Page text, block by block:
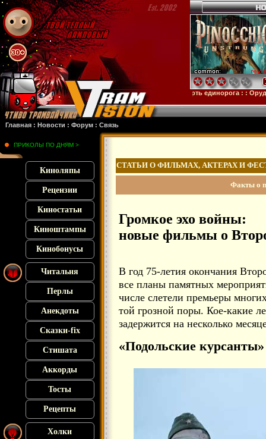
Главная : Новости : Форум : Связь
Микки 17: :Субстанция : :28 лет спустя: :Смерть единорога: :Орудия : :
ПРИКОЛЫ ПО ДНЯМ >
Киноляпы
Рецензии
Киностатьи
Киноштампы
Кинобонусы
Читальня
Перлы
Анекдоты
Сказки-fix
Стишата
Аккорды
Тосты
Рецепты
Холки
СТАТЬИ О ФИЛЬМАХ, АКТЕРАХ И
Факты о
Громкое эхо войны:
новые фильмы о
В год 75-летия окончания
все планы памятных
числе слетели премьеры
той грозной поры. Кое-какие
задержится на несколько
«Подольские курсанты»